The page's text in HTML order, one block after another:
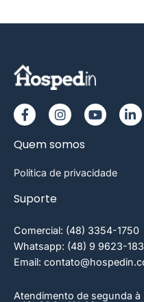
Quem somos
Política de privacidade
Suporte
Comercial: (48) 3354-1750
Whatsapp: (48) 9 9623-
Email:
Atendimento de segunda